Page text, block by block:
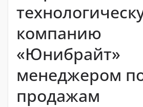
компанию
«Юнибрайт»
менеджером
продажам